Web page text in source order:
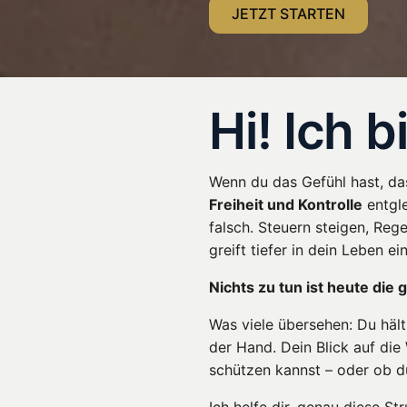
JETZT STARTEN
Hi! Ich
Wenn du das Gefühl hast,
Freiheit und Kontrolle
falsch. Steuern steigen,
greift tiefer in dein Leben
Nichts zu tun ist heute die
Was viele übersehen: Du
der Hand. Dein Blick auf
schützen kannst – oder ob